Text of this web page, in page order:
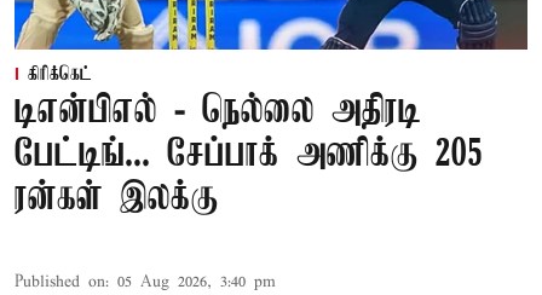
கிரிக்கெட்
டிஎன்பிஎல் - நெல்லை அதிரடி
பேட்டிங்... சேப்பாக் அணிக்கு 205
ரன்கள் இலக்கு
Published on: 05 Aug 2026, 3:40 pm